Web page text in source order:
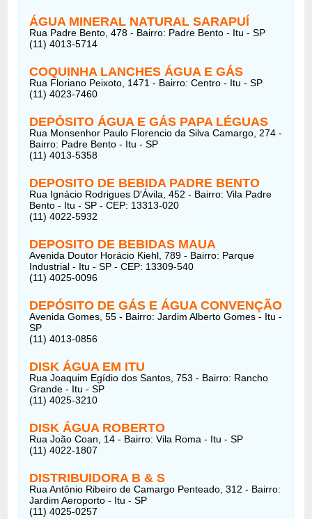
ÁGUA MINERAL NATURAL SARAPUÍ
Rua Padre Bento, 478 - Bairro: Padre Bento - Itu - SP
(11) 4013-5714
COQUINHA LANCHES ÁGUA E GÁS
Rua Floriano Peixoto, 1471 - Bairro: Centro - Itu - SP
(11) 4023-7460
DEPÓSITO ÁGUA E GÁS PAPA LÉGUAS
Rua Monsenhor Paulo Florencio da Silva Camargo, 274 -
Bairro: Padre Bento - Itu - SP
(11) 4013-5358
DEPOSITO DE BEBIDA PADRE BENTO
Rua Ignácio Rodrigues D'Ávila, 452 - Bairro: Vila Padre
Bento - Itu - SP - CEP: 13313-020
(11) 4022-5932
DEPOSITO DE BEBIDAS MAUA
Avenida Doutor Horácio Kiehl, 789 - Bairro: Parque
Industrial - Itu - SP - CEP: 13309-540
(11) 4025-0096
DEPÓSITO DE GÁS E ÁGUA CONVENÇÃO
Avenida Gomes, 55 - Bairro: Jardim Alberto Gomes - Itu -
SP
(11) 4013-0856
DISK ÁGUA EM ITU
Rua Joaquim Egídio dos Santos, 753 - Bairro: Rancho
Grande - Itu - SP
(11) 4025-3210
DISK ÁGUA ROBERTO
Rua João Coan, 14 - Bairro: Vila Roma - Itu - SP
(11) 4022-1807
DISTRIBUIDORA B & S
Rua Antônio Ribeiro de Camargo Penteado, 312 - Bairro:
Jardim Aeroporto - Itu - SP
(11) 4025-0257